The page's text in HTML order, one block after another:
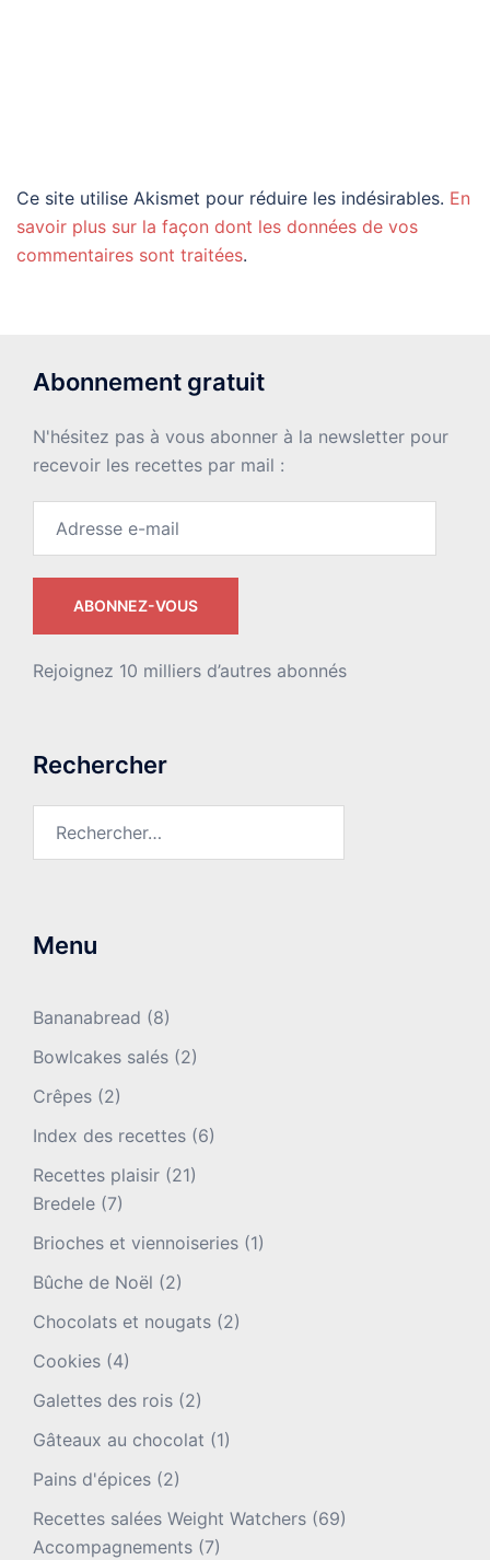
Ce site utilise Akismet pour réduire les indésirables. En
savoir plus sur la façon dont les données de vos
commentaires sont traitées.
Abonnement gratuit
N'hésitez pas à vous abonner à la newsletter pour
recevoir les recettes par mail :
ABONNEZ-VOUS
Rejoignez 10 milliers d’autres abonnés
Rechercher
Menu
Bananabread (8)
Bowlcakes salés (2)
Crêpes (2)
Index des recettes (6)
Recettes plaisir (21)
Bredele (7)
Brioches et viennoiseries (1)
Bûche de Noël (2)
Chocolats et nougats (2)
Cookies (4)
Galettes des rois (2)
Gâteaux au chocolat (1)
Pains d'épices (2)
Recettes salées Weight Watchers (69)
Accompagnements (7)